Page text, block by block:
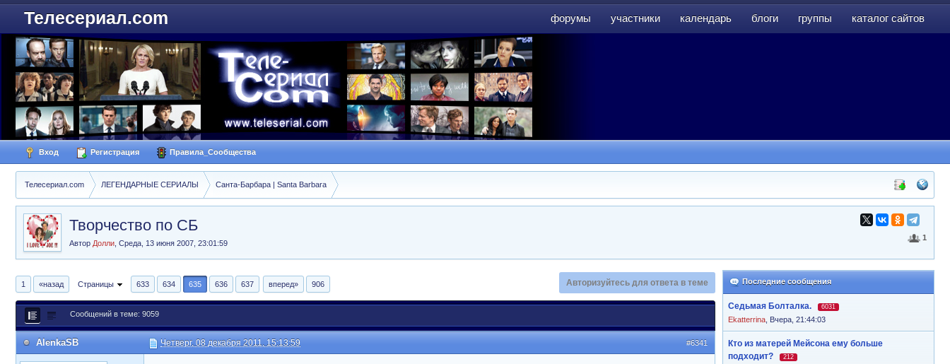
форумы участники календарь блоги группы каталог сайтов
Телесериал.com
Вход Регистрация Правила_Сообщества
Телесериал.com ЛЕГЕНДАРНЫЕ СЕРИАЛЫ Санта-Барбара | Santa Barbara
1
Творчество по СБ
Автор Долли Среда, 13 июня 2007, 23:01:59
Последние сообщения
Седьмая Болталка. 6031
Ekatterrina Вчера, 21:44:03
Кто из матерей Мейсона ему больше
подходит?
212
1 «назад Страницы 633 634 635 636 637 вперед» 906 Авторизуйтесь для ответа в теме
Сообщений в теме: 9059
#6341
AlenkaSB Четверг, 08 декабря 2011, 15:13:59